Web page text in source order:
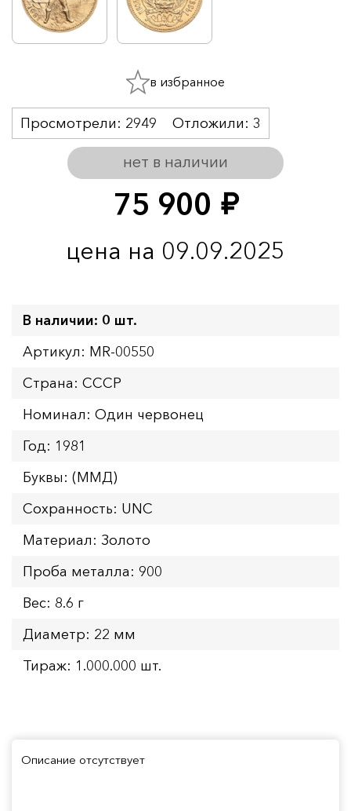
75 900 руб.
цена на 09.09.2025
нет в наличии
Просмотрели: 2949 Отложили: 3
в избранное
В наличии: 0 шт.
Артикул: MR-00550
Страна: СССР
Номинал: Один червонец
Год: 1981
Буквы: (ММД)
Сохранность: UNC
Материал: Золото
Проба металла: 900
Вес: 8.6 г
Диаметр: 22 мм
Тираж: 1.000.000 шт.
Описание отсутствует